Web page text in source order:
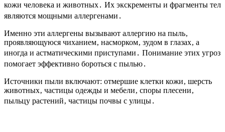
кожи человека и животных․ Их экскременты и фрагменты тел
являются мощными аллергенами․
Именно эти аллергены вызывают аллергию на пыль‚
проявляющуюся чиханием‚ насморком‚ зудом в глазах‚ а
иногда и астматическими приступами․ Понимание этих угроз
помогает эффективно бороться с пылью․
Источники пыли включают: отмершие клетки кожи‚ шерсть
животных‚ частицы одежды и мебели‚ споры плесени‚
пыльцу растений‚ частицы почвы с улицы․